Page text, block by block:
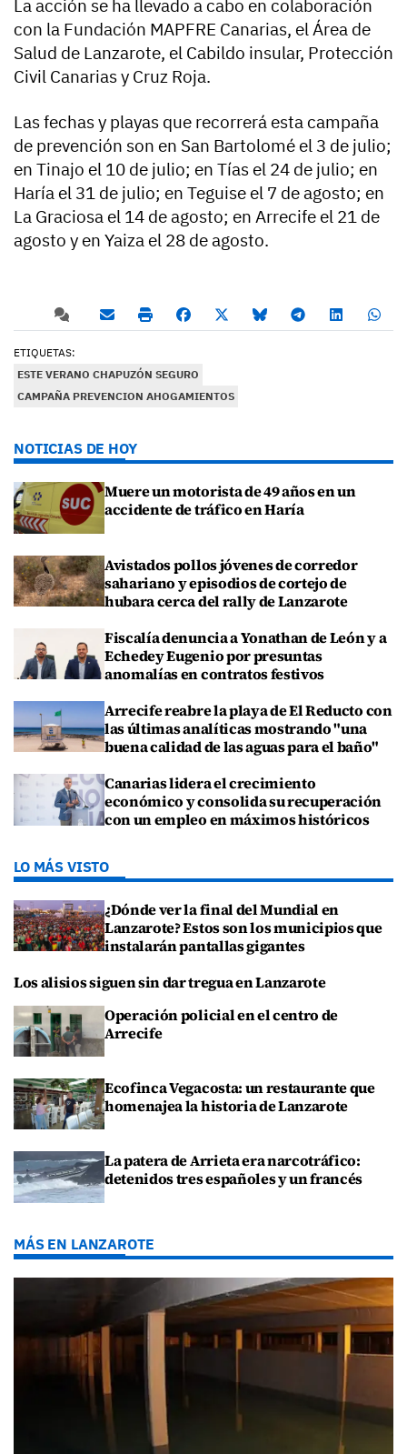
La acción se ha llevado a cabo en colaboración
con la Fundación MAPFRE Canarias, el Área de
Salud de Lanzarote, el Cabildo insular, Protección
Civil Canarias y Cruz Roja.
Las fechas y playas que recorrerá esta campaña
de prevención son en San Bartolomé el 3 de julio;
en Tinajo el 10 de julio; en Tías el 24 de julio; en
Haría el 31 de julio; en Teguise el 7 de agosto; en
La Graciosa el 14 de agosto; en Arrecife el 21 de
agosto y en Yaiza el 28 de agosto.
ETIQUETAS:
ESTE VERANO CHAPUZÓN SEGURO
CAMPAÑA PREVENCION AHOGAMIENTOS
NOTICIAS DE HOY
Muere un motorista de 49 años en un
accidente de tráfico en Haría
Avistados pollos jóvenes de corredor
sahariano y episodios de cortejo de
hubara cerca del rally de Lanzarote
Fiscalía denuncia a Yonathan de León y a
Echedey Eugenio por presuntas
anomalías en contratos festivos
Arrecife reabre la playa de El Reducto con
las últimas analíticas mostrando "una
buena calidad de las aguas para el baño"
Canarias lidera el crecimiento
económico y consolida su recuperación
con un empleo en máximos históricos
LO MÁS VISTO
¿Dónde ver la final del Mundial en
Lanzarote? Estos son los municipios que
instalarán pantallas gigantes
Los alisios siguen sin dar tregua en Lanzarote
Operación policial en el centro de
Arrecife
Ecofinca Vegacosta: un restaurante que
homenajea la historia de Lanzarote
La patera de Arrieta era narcotráfico:
detenidos tres españoles y un francés
MÁS EN LANZAROTE